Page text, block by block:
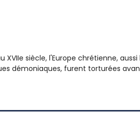
siècle, l'Europe chrétienne,
démoniaques, furent torturées